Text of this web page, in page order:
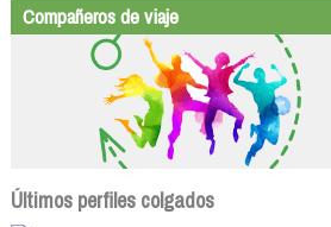
Compañeros de viaje
Últimos perfiles colgados